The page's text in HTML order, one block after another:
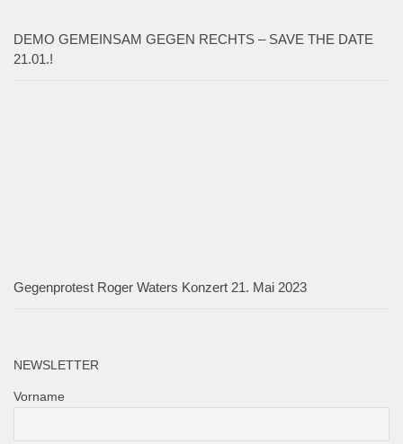
DEMO GEMEINSAM GEGEN RECHTS – SAVE THE DATE
21.01.!
Gegenprotest Roger Waters Konzert 21. Mai 2023
NEWSLETTER
Vorname